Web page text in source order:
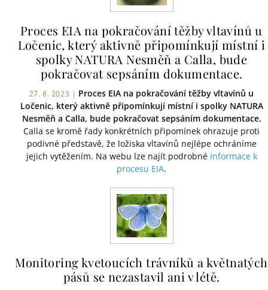
Proces EIA na pokračování těžby vltavínů u
Ločenic, který aktivně připomínkují místní i
spolky NATURA Nesměň a Calla, bude
pokračovat sepsáním dokumentace.
27. 8. 2023 | Proces EIA na pokračování těžby vltavínů u
Ločenic, který aktivně připomínkují místní i spolky NATURA
Nesměň a Calla, bude pokračovat sepsáním dokumentace.
Calla se kromě řady konkrétních připomínek ohrazuje proti
podivné představě, že ložiska vltavínů nejlépe ochráníme
jejich vytěžením. Na webu lze najít podrobné informace k
procesu EIA.
Monitoring kvetoucích trávníků a květnatých
pásů se nezastavil ani v létě.